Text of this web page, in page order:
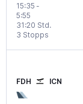
15:35 -
5:55
3 Stopps
31:20 Std.
FDH ICN